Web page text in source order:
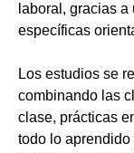
laboral, gracias
específicas
Los estudios se
combinando las
clase, prácticas
todo lo aprendido